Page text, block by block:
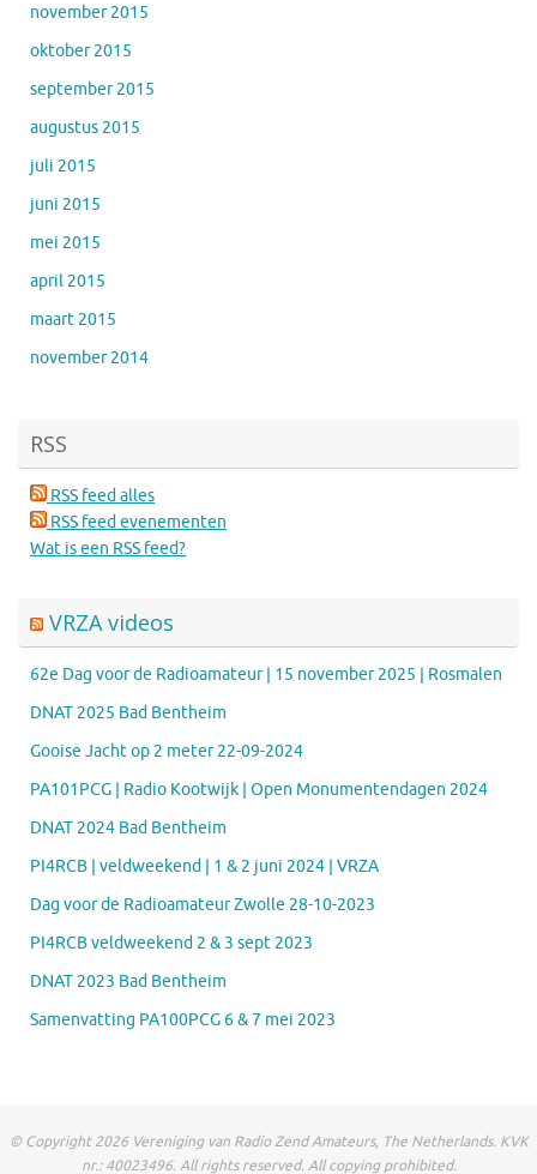
november 2015
oktober 2015
september 2015
augustus 2015
juli 2015
juni 2015
mei 2015
april 2015
maart 2015
november 2014
RSS
RSS feed alles
RSS feed evenementen
Wat is een RSS feed?
VRZA videos
62e Dag voor de Radioamateur | 15 november 2025 | Rosmalen
DNAT 2025 Bad Bentheim
Gooise Jacht op 2 meter 22-09-2024
PA101PCG | Radio Kootwijk | Open Monumentendagen 2024
DNAT 2024 Bad Bentheim
PI4RCB | veldweekend | 1 & 2 juni 2024 | VRZA
Dag voor de Radioamateur Zwolle 28-10-2023
PI4RCB veldweekend 2 & 3 sept 2023
DNAT 2023 Bad Bentheim
Samenvatting PA100PCG 6 & 7 mei 2023
© Copyright 2026 Vereniging van Radio Zend Amateurs, The Netherlands. KVK
nr.: 40023496. All rights reserved. All copying prohibited.